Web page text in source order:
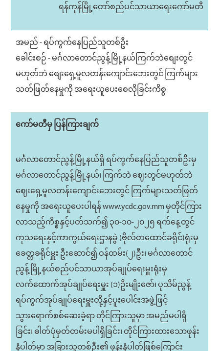
ရန်ကုန်မြို့တော်စည်ပင်သာယာရေးကော်မတီ
အမည် - ရပ်ကွက်နေပြည်သူတစ်ဦး
ခေါင်းစဉ် - မင်္ဂလာတောင်ညွန့်မြို့နယ်ကြက်ဘဲစျေးတွင်
မဟုတ်ဘဲ စျေးရှေ့မူလတန်းကျောင်းဘေးတွင် ကြက်များ
သတ်ဖြတ်နေမှုကို အရေးယူပေးစေလိုခြင်းကိစ္စ
ကော်မတီမှ ပြန်ကြားချက်
မင်္ဂလာတောင်ညွန့်မြို့နယ်ရှိ ရပ်ကွက်နေပြည်သူတစ်ဦးမှ
မင်္ဂလာတောင်ညွန့်မြို့နယ်၊ ကြက်ဘဲ ဈေးတွင်မဟုတ်ဘဲ
ဈေးရှေ့မူလတန်းကျောင်းဘေးတွင် ကြက်များသတ်ဖြတ်
နေမှုကို အရေးယူပေးပါရန် www.ycdc.gov.mm မှတိုင်ကြား
လာသည့်ကိစ္စနှင့်ပတ်သက်၍ ၃၀-၁၀-၂၀၂၅ ရက်နေ့တွင်
ကုသရေးနှင့်ကာကွယ်ရေးဌာနခွဲ (ဗိုလ်တထောင်ခရိုင်)ရုံးမှ
ခေတ္တခရိုင်မှူး ဦးဆောင်၍ ဝန်ထမ်း(၂)ဦး၊ မင်္ဂလာတောင်
ညွန့် မြို့နယ်စည်ပင်သာယာအုပ်ချုပ်ရေးမှူးရုံးမှ
လက်ထောက်အုပ်ချုပ်ရေးမှူး (၁)ဦးမျိုးဇော်၊ ပုသိမ်ညွန့်
ရပ်ကွက်အုပ်ချုပ်ရေးမှူးတို့နှင့်ပူးပေါင်းအဖွဲ့ဖြင့်
သွားရောက်စစ်ဆေးခဲ့ရာ တိုင်ကြားသူမှာ အမည်မပါရှိ
ခြင်း၊ ဓါတ်ပုံမှတ်တမ်းမပါရှိခြင်း၊ တိုင်ကြားထားသောဖုန်း
နံပါတ်မှာ အခြားသူတစ်ဦး၏ ဖုန်းနံပါတ်ဖြစ်ကြောင်း